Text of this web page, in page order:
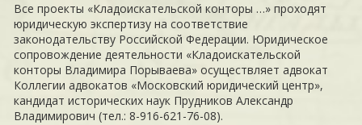
Все проекты «Кладоискательской конторы …» проходят
юридическую экспертизу на соответствие
законодательству Российской Федерации. Юридическое
сопровождение деятельности «Кладоискательской
конторы Владимира Порываева» осуществляет адвокат
Коллегии адвокатов «Московский юридический центр»,
кандидат исторических наук Прудников Александр
Владимирович (тел.: 8-916-621-76-08).